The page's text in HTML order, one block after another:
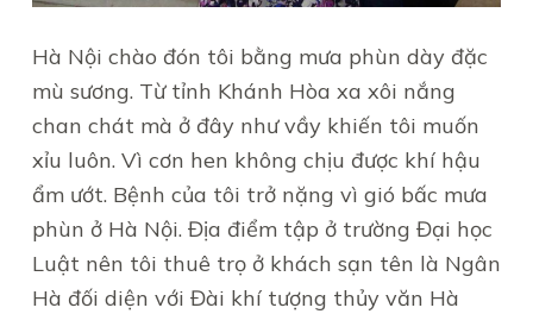
Hà Nội chào đón tôi bằng mưa phùn dày đặc
mù sương. Từ tỉnh Khánh Hòa xa xôi nắng
chan chát mà ở đây như vầy khiến tôi muốn
xỉu luôn. Vì cơn hen không chịu được khí hậu
ẩm ướt. Bệnh của tôi trở nặng vì gió bấc mưa
phùn ở Hà Nội. Địa điểm tập ở trường Đại học
Luật nên tôi thuê trọ ở khách sạn tên là Ngân
Hà đối diện với Đài khí tượng thủy văn Hà